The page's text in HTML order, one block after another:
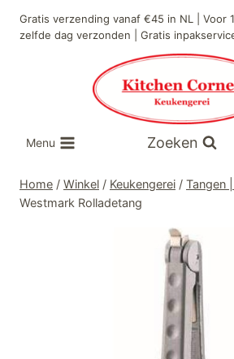
naar
Gratis verzending vanaf €45 in NL | Voor
zelfde dag verzonden | Gratis
Menu Zoeken
Home / Winkel / Keukengerei / Tangen
Westmark Rolladetang